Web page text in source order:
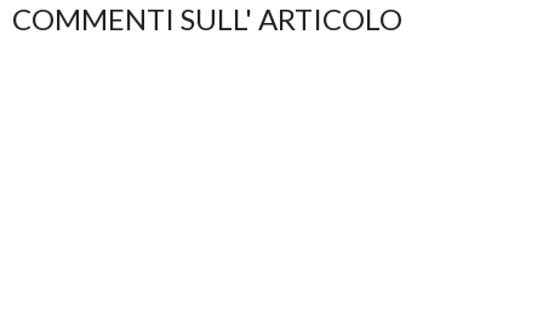
COMMENTI SULL' ARTICOLO